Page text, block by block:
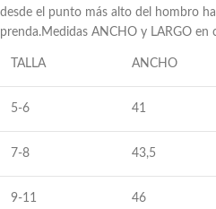
desde el punto más alto del hombro
prenda.Medidas ANCHO y LARGO en
TALLA ANCHO
5-6 41
7-8 43,5
9-11 46